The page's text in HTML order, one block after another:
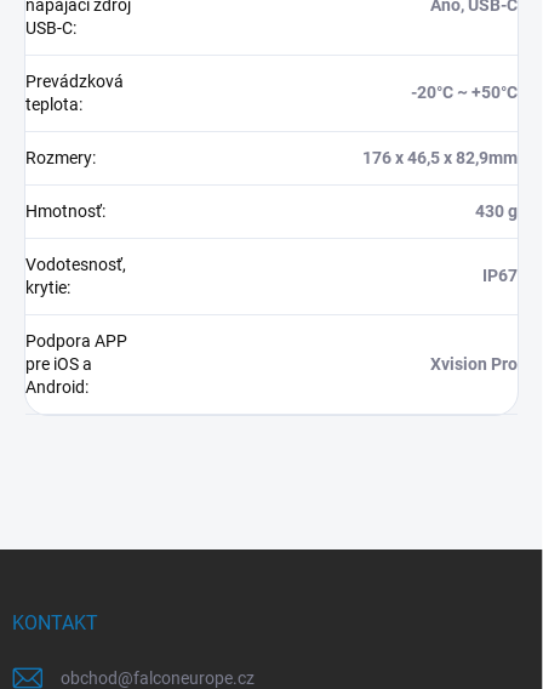
napájací zdroj
USB-C:
Áno, USB-C
Prevádzková
teplota:
-20°C ~ +50°C
Rozmery: 176 x 46,5 x 82,9mm
Hmotnosť: 430 g
Vodotesnosť,
krytie:
IP67
Podpora APP
pre iOS a
Android:
Xvision Pro
KONTAKT
obchod@falconeurope.cz